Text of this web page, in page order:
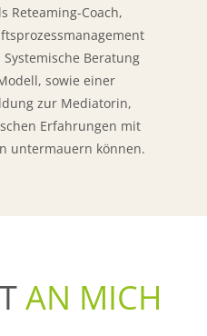
Reteaming-Coach,
Systemische Beratung
sowie einer
zur Mediatorin,
Erfahrungen mit
untermauern können.
AN MICH